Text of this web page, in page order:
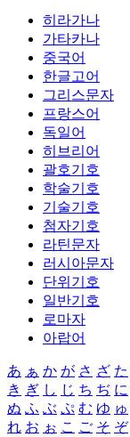
히라가나
가타카나
중국어
한글고어
그리스문자
프랑스어
독일어
히브리어
괄호기호
학술기호
기술기호
첨자기호
라틴문자
러시아문자
단위기호
일반기호
로마자
아랍어
あ ぁ か が さ ざ た
き ぎ し じ ち ぢ に
ぬ ふ ぶ ぷ む ゆ ゅ
れ お ぉ こ ご そ ぞ